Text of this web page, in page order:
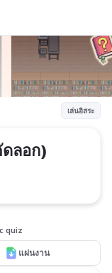
เล่นอิสระ
ลอก)
quiz
แผ่นงาน